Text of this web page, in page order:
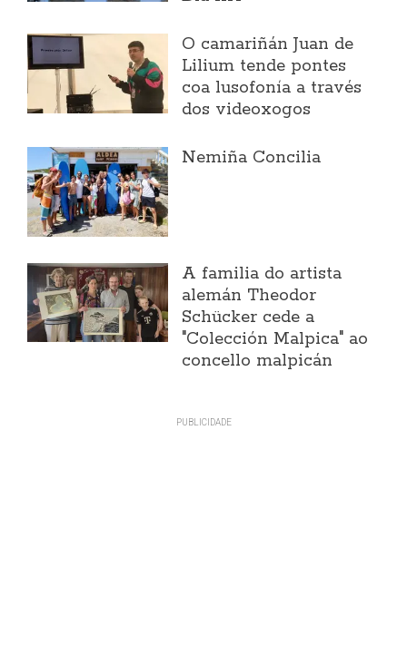
O camariñán Juan de
Lilium tende pontes
coa lusofonía a través
dos videoxogos
Nemiña Concilia
A familia do artista
alemán Theodor
Schücker cede a
"Colección Malpica" ao
concello malpicán